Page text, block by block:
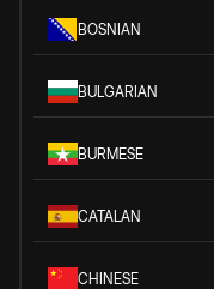
BOSNIAN
BULGARIAN
BURMESE
CATALAN
CHINESE